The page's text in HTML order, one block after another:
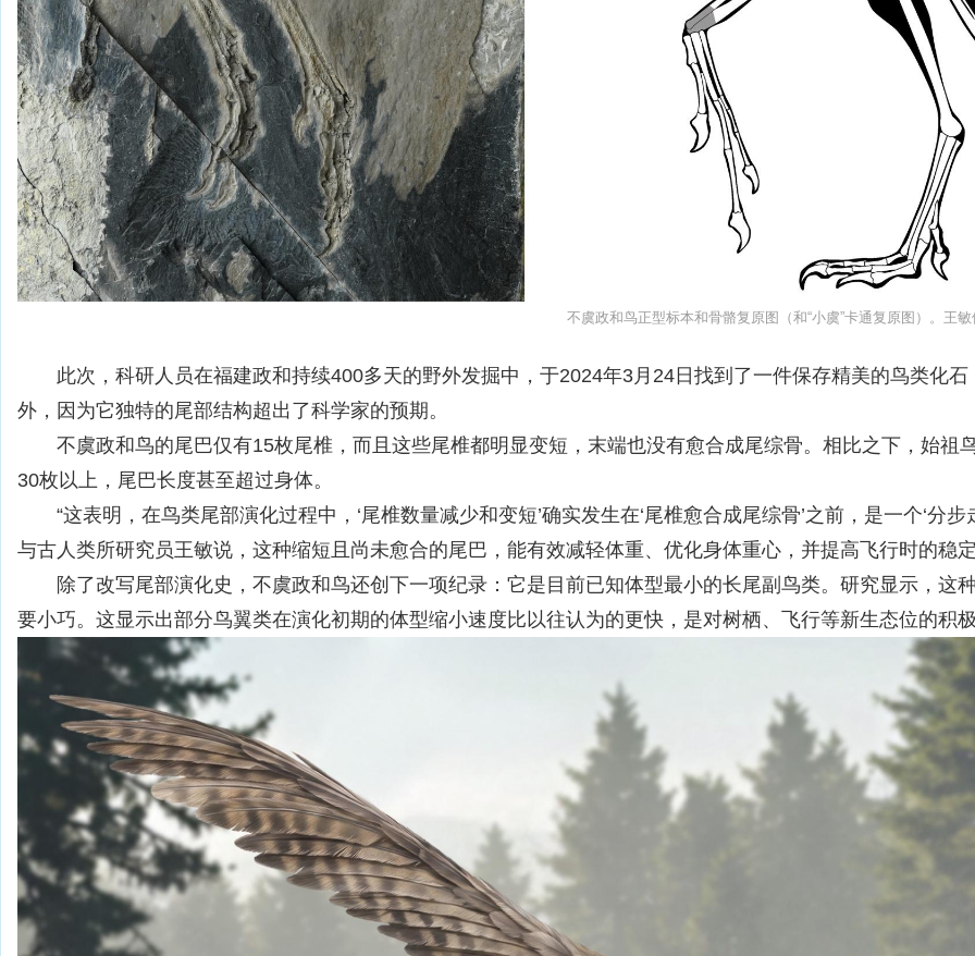
不虞政和鸟正型标本和骨骼复原图（和“小虞”卡通复原图）。王
此次，科研人员在福建政和持续400多天的野外发掘中，于2024年3月24日找到了一件保存精美的鸟类化
外，因为它独特的尾部结构超出了科学家的预期。
不虞政和鸟的尾巴仅有15枚尾椎，而且这些尾椎都明显变短，末端也没有愈合成尾综骨。相比之下，始
30枚以上，尾巴长度甚至超过身体。
“这表明，在鸟类尾部演化过程中，‘尾椎数量减少和变短’确实发生在‘尾椎愈合成尾综骨’之前，是一个‘分
与古人类所研究员王敏说，这种缩短且尚未愈合的尾巴，能有效减轻体重、优化身体重心，并提高飞行时的稳
除了改写尾部演化史，不虞政和鸟还创下一项纪录：它是目前已知体型最小的长尾副鸟类。研究显示，
要小巧。这显示出部分鸟翼类在演化初期的体型缩小速度比以往认为的更快，是对树栖、飞行等新生态位的积